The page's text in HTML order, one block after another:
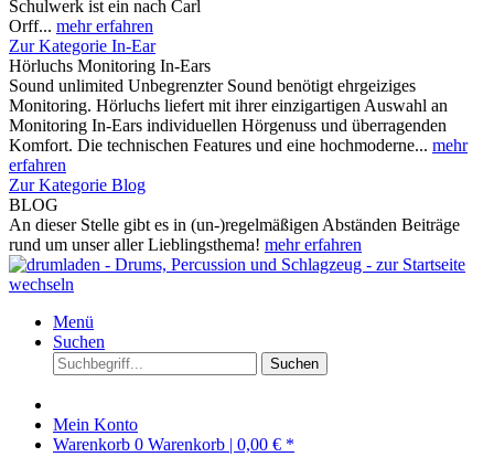
Schulwerk ist ein nach Carl
Orff... mehr erfahren
Zur Kategorie In-Ear
Hörluchs Monitoring In-Ears
Sound unlimited Unbegrenzter Sound benötigt ehrgeiziges
Monitoring. Hörluchs liefert mit ihrer einzigartigen Auswahl an
Monitoring In-Ears individuellen Hörgenuss und überragenden
Komfort. Die technischen Features und eine hochmoderne... mehr
erfahren
Zur Kategorie Blog
BLOG
An dieser Stelle gibt es in (un-)regelmäßigen Abständen Beiträge
rund um unser aller Lieblingsthema! mehr erfahren
Menü
Suchen
Suchen
Mein Konto
Warenkorb 0 Warenkorb | 0,00 € *